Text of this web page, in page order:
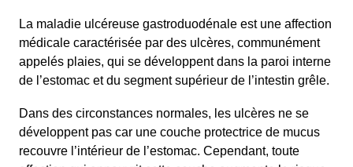
La maladie ulcéreuse gastroduodénale est une affection
médicale caractérisée par des ulcères, communément
appelés plaies, qui se développent dans la paroi interne
de l’estomac et du segment supérieur de l’intestin grêle.
Dans des circonstances normales, les ulcères ne se
développent pas car une couche protectrice de mucus
recouvre l’intérieur de l’estomac. Cependant, toute